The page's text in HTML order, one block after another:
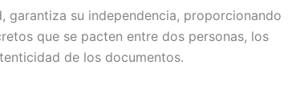
garantiza su independencia, proporcionando
que se pacten entre dos personas, los
de los documentos.